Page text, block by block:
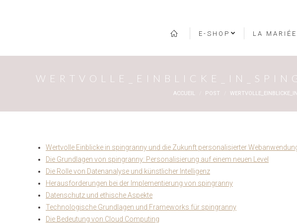
E-SHOP LA MARIÉE
Vous êtes ici :
ACCUEIL POST
Wertvolle Einblicke in spingranny und die Zukunft personalisierter
Die Grundlagen von spingranny: Personalisierung auf einem neuen Level
Die Rolle von Datenanalyse und künstlicher Intelligenz
Herausforderungen bei der Implementierung von spingranny
Datenschutz und ethische Aspekte
Technologische Grundlagen und Frameworks für spingranny
Die Bedeutung von Cloud Computing